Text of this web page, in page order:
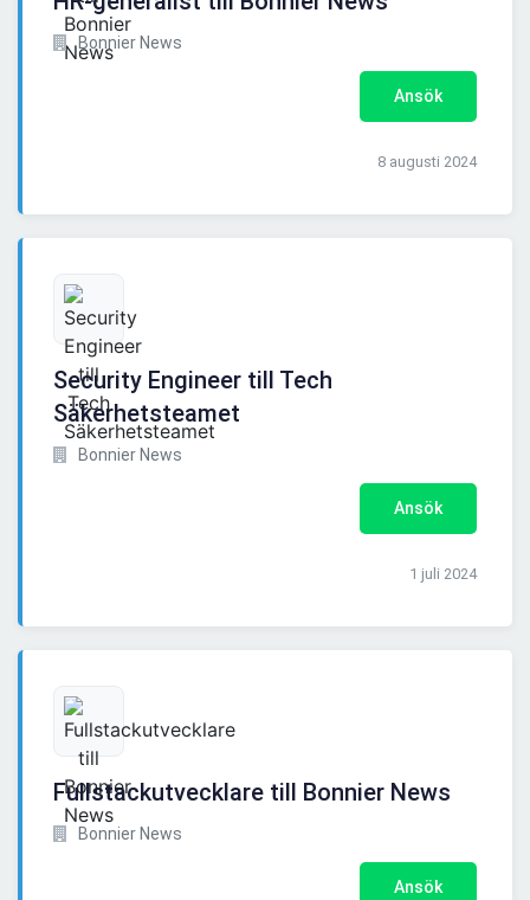
Bonnier News
Ansök
8 augusti 2024
Security Engineer till Tech
Säkerhetsteamet
Bonnier News
Ansök
1 juli 2024
Fullstackutvecklare till Bonnier News
Bonnier News
Ansök